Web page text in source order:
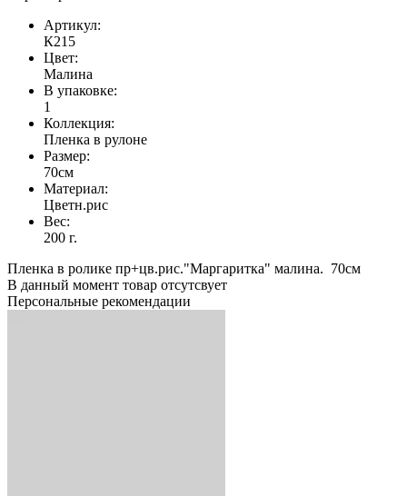
Артикул:
К215
Цвет:
Малина
В упаковке:
1
Коллекция:
Пленка в рулоне
Размер:
70см
Материал:
Цветн.рис
Вес:
200 г.
Пленка в ролике пр+цв.рис."Маргаритка" малина. 70см
В данный момент товар отсутсвует
Персональные рекомендации